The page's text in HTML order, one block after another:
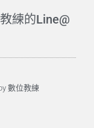
練的Line@
數位教練